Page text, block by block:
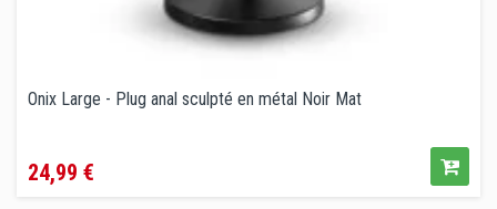
Onix Large - Plug anal sculpté en métal Noir Mat
24,99 €